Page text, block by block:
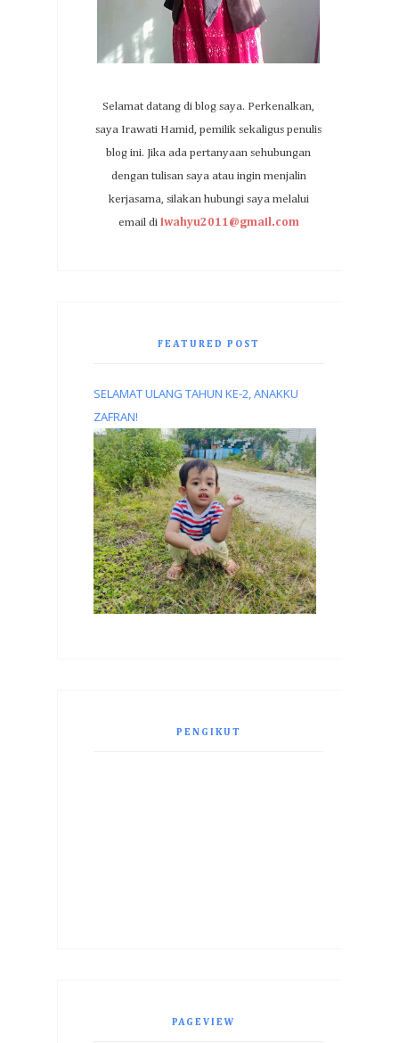
Selamat datang di blog saya. Perkenalkan,
saya Irawati Hamid, pemilik sekaligus penulis
blog ini. Jika ada pertanyaan sehubungan
dengan tulisan saya atau ingin menjalin
kerjasama, silakan hubungi saya melalui
email di iwahyu2011@gmail.com
FEATURED POST
SELAMAT ULANG TAHUN KE-2, ANAKKU
ZAFRAN!
PENGIKUT
PAGEVIEW